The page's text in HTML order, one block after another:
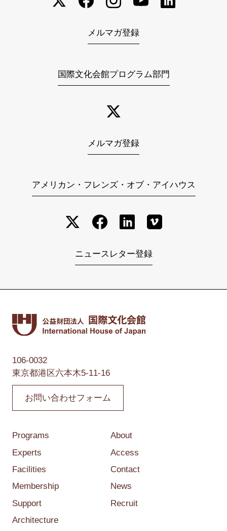
メルマガ登録
国際文化会館プログラム部門
メルマガ登録
アメリカン・フレンズ・オブ・アイハウス
ニュースレター登録
106-0032
東京都港区六本木5-11-16
お問い合わせフォーム
Programs
Experts
Facilities
Membership
Support
Architecture
About
Access
Contact
News
Recruit